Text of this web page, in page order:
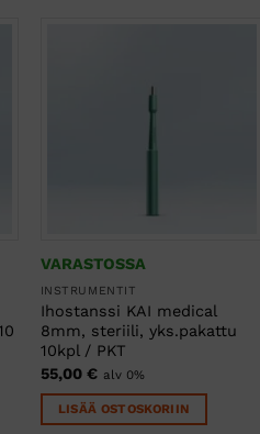
VARASTOSSA
INSTRUMENTIT
Ihostanssi KAI medical
8mm, steriili, yks.pakattu
10kpl / PKT
55,00 € alv 0%
LISÄÄ OSTOSKORIIN